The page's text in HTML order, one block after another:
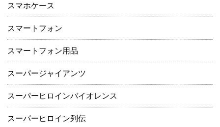
スマホケース
スマートフォン
スマートフォン用品
スーパージャイアンツ
スーパーヒロインバイオレンス
スーパーヒロイン列伝